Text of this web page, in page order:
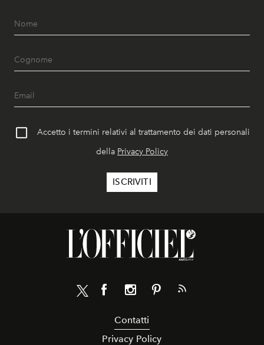
Accetto i termini relativi al trattamento dei dati personali
della Privacy Policy
Contatti
Privacy Policy